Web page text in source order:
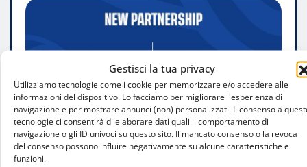
Gestisci la tua privacy
Utilizziamo tecnologie come i cookie per memorizzare e/o accedere alle
informazioni del dispositivo. Lo facciamo per migliorare l'esperienza di
navigazione e per mostrare annunci (non) personalizzati. Il consenso a
tecnologie ci consentirà di elaborare dati quali il comportamento di
navigazione o gli ID univoci su questo sito. Il mancato consenso o la revoca
del consenso possono influire negativamente su alcune caratteristiche e
funzioni.